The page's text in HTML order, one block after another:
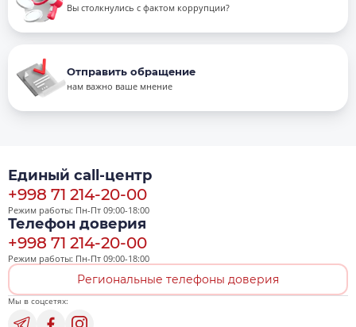
Вы столкнулись с фактом коррупции?
Отправить обращение
нам важно ваше мнение
Единый call-центр
+998 71 214-20-00
Режим работы: Пн-Пт 09:00-18:00
Телефон доверия
+998 71 214-20-00
Режим работы: Пн-Пт 09:00-18:00
Региональные телефоны доверия
Мы в соцсетях: